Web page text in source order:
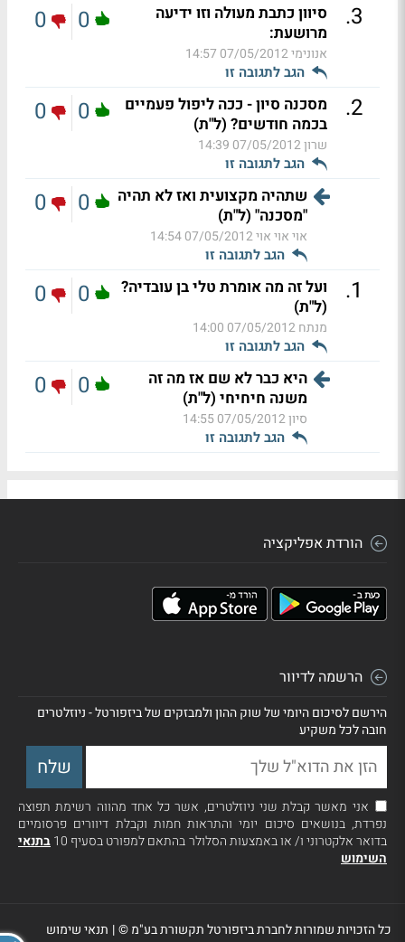
3
.
סיוון כתבת מעולה וזו ידיעה
מרושעת:
אנונימי07/05/2012 14:57
הגב לתגובה זו
0
0
2
.
מסכנה סיון - ככה ליפול פעמיים
בכמה חודשים? (ל"ת)
שרון07/05/2012 14:39
הגב לתגובה זו
0
0
שתהיה מקצועית ואז לא תהיה
"מסכנה" (ל"ת)
אוי אוי אוי07/05/2012 14:54
הגב לתגובה זו
0
0
1
.
ועל זה מה אומרת טלי בן עובדיה?
(ל"ת)
מנתח07/05/2012 14:00
הגב לתגובה זו
0
0
היא כבר לא שם אז מה זה
משנה חיחיחי (ל"ת)
סיון07/05/2012 14:55
הגב לתגובה זו
0
0
הורדת אפליקציה
הרשמה לדיוור
הירשם לסיכום היומי של שוק ההון ולמבזקים של ביזפורטל - ניוזלטרים
חובה לכל משקיע
אני מאשר קבלת שני ניוזלטרים, אשר כל אחד מהווה רשימת תפוצה
נפרדת, בנושאים סיכום יומי והתראות חמות וקבלת דיוורים פרסומיים
בדואר אלקטרוני ו/ או באמצעות הסלולר בהתאם למפורט בסעיף 10
בתנאי
השימוש
כל הזכויות שמורות לחברת ביזפורטל תקשורת בע"מ ©| תנאי שימוש